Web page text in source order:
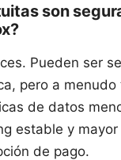
son
Pueden ser
pero a
de datos
estable y
de pago.